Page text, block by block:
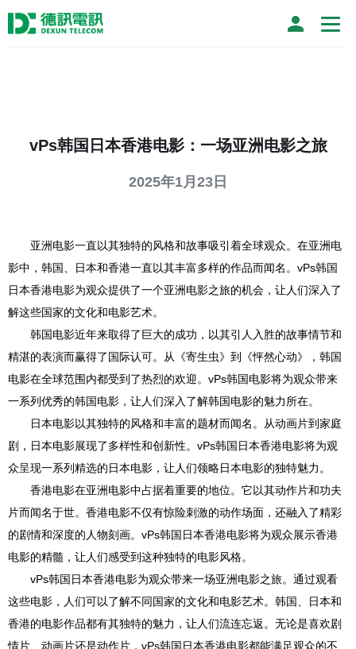
vPs韩国日本香港电影：一场亚洲电影之旅
2025年1月23日
亚洲电影一直以其独特的风格和故事吸引着全球观众。在亚洲电
影中，韩国、日本和香港一直以其丰富多样的作品而闻名。vPs韩国
日本香港电影为观众提供了一个亚洲电影之旅的机会，让人们深入了
解这些国家的文化和电影艺术。
韩国电影近年来取得了巨大的成功，以其引人入胜的故事情节和
精湛的表演而赢得了国际认可。从《寄生虫》到《怦然心动》，韩国
电影在全球范围内都受到了热烈的欢迎。vPs韩国电影将为观众带来
一系列优秀的韩国电影，让人们深入了解韩国电影的魅力所在。
日本电影以其独特的风格和丰富的题材而闻名。从动画片到家庭
剧，日本电影展现了多样性和创新性。vPs韩国日本香港电影将为观
众呈现一系列精选的日本电影，让人们领略日本电影的独特魅力。
香港电影在亚洲电影中占据着重要的地位。它以其动作片和功夫
片而闻名于世。香港电影不仅有惊险刺激的动作场面，还融入了精彩
的剧情和深度的人物刻画。vPs韩国日本香港电影将为观众展示香港
电影的精髓，让人们感受到这种独特的电影风格。
vPs韩国日本香港电影为观众带来一场亚洲电影之旅。通过观看
这些电影，人们可以了解不同国家的文化和电影艺术。韩国、日本和
香港的电影作品都有其独特的魅力，让人们流连忘返。无论是喜欢剧
情片、动画片还是动作片，vPs韩国日本香港电影都能满足观众的不